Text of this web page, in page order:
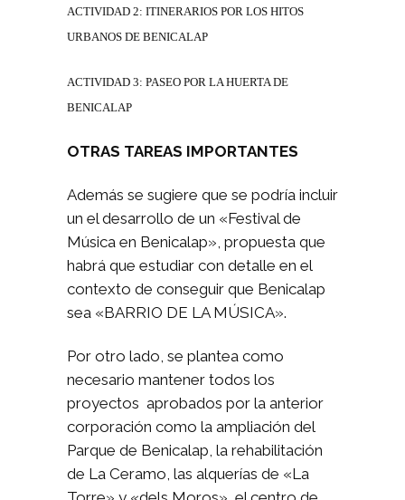
ACTIVIDAD 2: ITINERARIOS POR LOS HITOS
URBANOS DE BENICALAP
ACTIVIDAD 3: PASEO POR LA HUERTA DE
BENICALAP
OTRAS TAREAS IMPORTANTES
Además se sugiere que se podría incluir
un el desarrollo de un «Festival de
Música en Benicalap», propuesta que
habrá que estudiar con detalle en el
contexto de conseguir que Benicalap
sea «BARRIO DE LA MÚSICA».
Por otro lado, se plantea como
necesario mantener todos los
proyectos aprobados por la anterior
corporación como la ampliación del
Parque de Benicalap, la rehabilitación
de La Ceramo, las alquerías de «La